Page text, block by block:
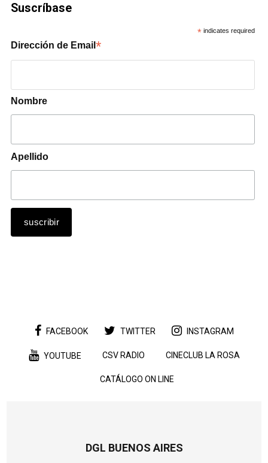
Suscríbase
* indicates required
Dirección de Email*
Nombre
Apellido
FACEBOOK TWITTER INSTAGRAM
YOUTUBE CSV RADIO CINECLUB LA ROSA
CATÁLOGO ON LINE
DGL BUENOS AIRES